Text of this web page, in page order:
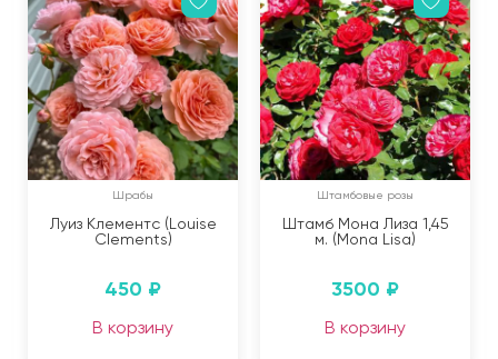
Шрабы
Луиз Клементс (Louise
Clements)
450 ₽
В корзину
Штамбовые розы
Штамб Мона Лиза 1,45
м. (Mona Lisa)
3500 ₽
В корзину